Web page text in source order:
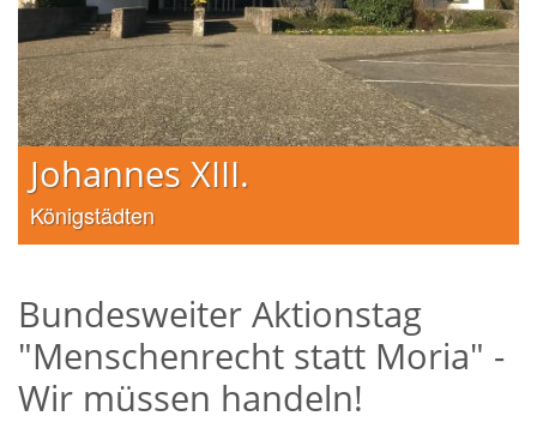
Johannes XIII.
Königstädten
Bundesweiter Aktionstag
"Menschenrecht statt Moria" -
Wir müssen handeln!